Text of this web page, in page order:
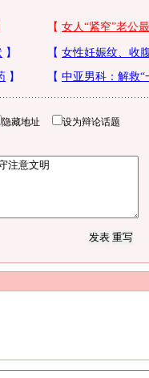
隐藏地址 设为辩论话题